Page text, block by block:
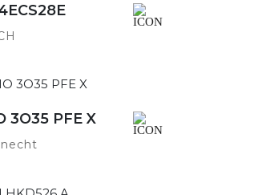
Detailansicht
Detailansicht
3O35 PFE X